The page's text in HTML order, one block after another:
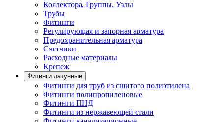
Коллектора, Группы, Узлы
Трубы
Фитинги
Регулирующая и запорная арматура
Предохранительная арматура
Счетчики
Расходные материалы
Крепеж
Фитинги латунные
Фитинги для труб из сшитого полиэтилена
Фитинги полипропиленовые
Фитинги ПНД
Фитинги из нержавеющей стали